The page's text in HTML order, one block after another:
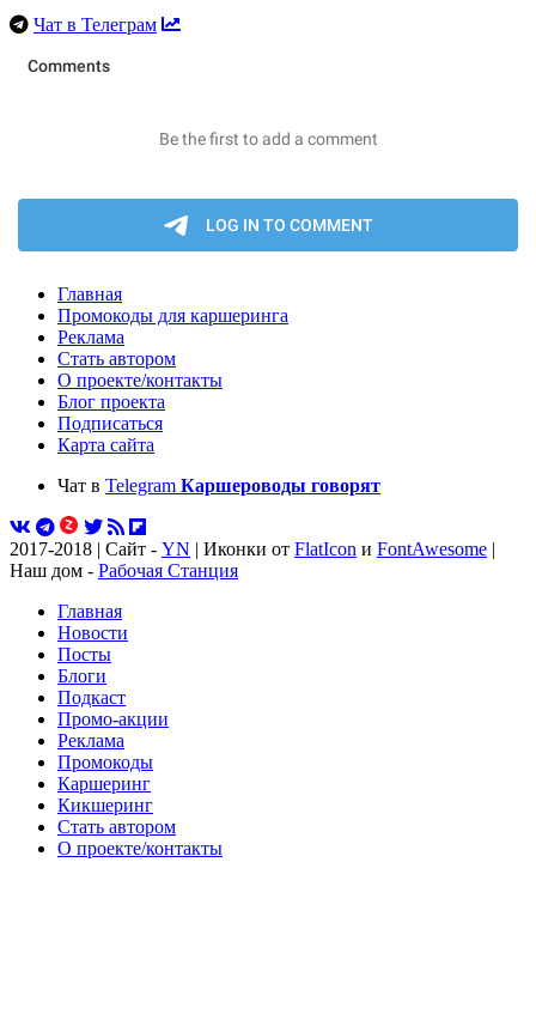
Чат в Телеграм
Главная
Промокоды для каршеринга
Реклама
Стать автором
О проекте/контакты
Блог проекта
Подписаться
Карта сайта
Чат в Telegram Каршероводы говорят
2017-2018 | Сайт - YN | Иконки от FlatIcon и FontAwesome |
Наш дом - Рабочая Станция
Главная
Новости
Посты
Блоги
Подкаст
Промо-акции
Реклама
Промокоды
Каршеринг
Кикшеринг
Стать автором
О проекте/контакты